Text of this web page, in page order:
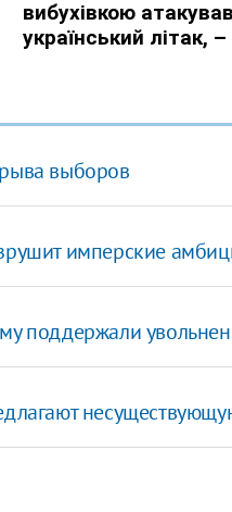
выборов
имперские
поддержали